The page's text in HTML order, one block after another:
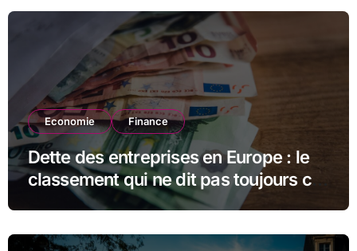
Economie Finance
Dette des entreprises en Europe : le
classement qui ne dit pas toujours ce
qu’il semble dire